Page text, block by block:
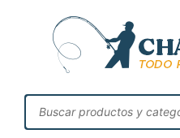
contenido
Búsqueda
de
productos